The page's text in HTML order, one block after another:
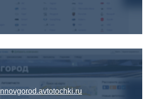
nnovgorod.avtotochki.ru